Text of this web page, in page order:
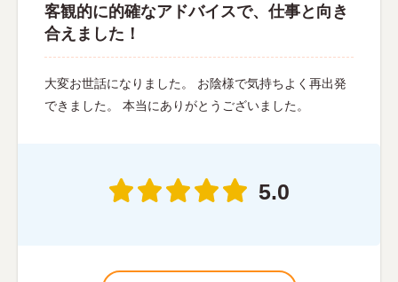
客観的に的確なアドバイスで、仕事と向き
合えました！
大変お世話になりました。 お陰様で気持ちよく再出発
できました。 本当にありがとうございました。
5.0